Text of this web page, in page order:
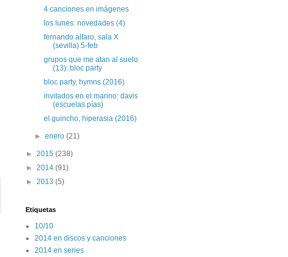
4 canciones en imágenes
los lunes: novedades (4)
fernando alfaro, sala X
(sevilla) 5-feb
grupos que me atan al suelo
(13): bloc party
bloc party, hymns (2016)
invitados en el marino: davis
(escuelas pías)
el guincho, hiperasia (2016)
►enero(21)
► 2015 (238)
► 2014 (91)
► 2013 (5)
Etiquetas
10/10
2014 en discos y canciones
2014 en series